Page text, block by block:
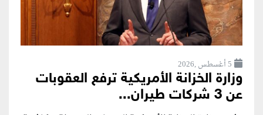
5 أغسطس ,2026
وزارة الخزانة الأمريكية ترفع العقوبات
عن 3 شركات طيران...